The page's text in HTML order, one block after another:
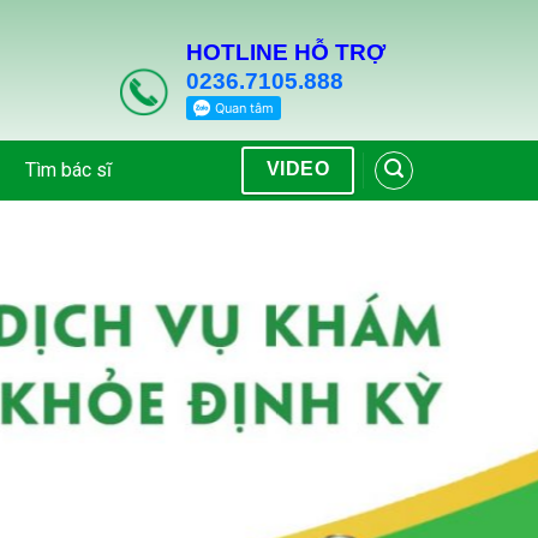
HOTLINE HỖ TRỢ
0236.7105.888
Tìm bác sĩ VIDEO